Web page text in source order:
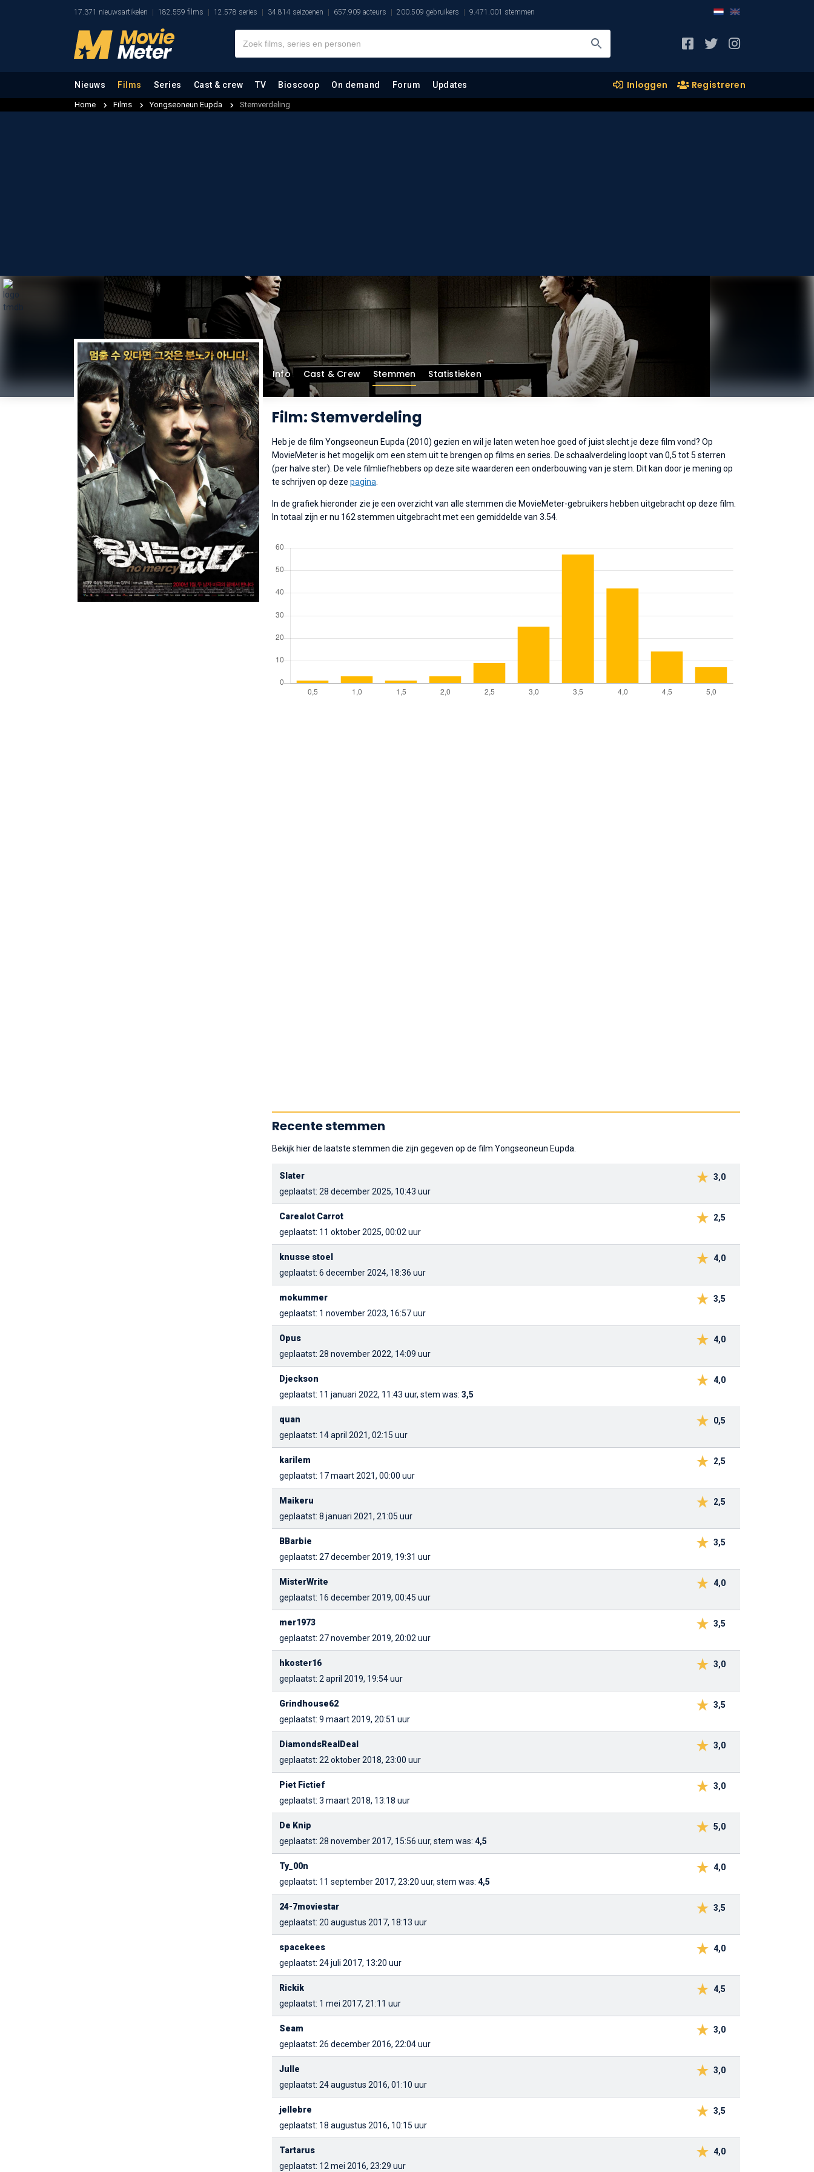
17.371 nieuwsartikelen 182.559 films 12.578 series 34.814 seizoenen 657.909 acteurs 200.509 gebruikers 9.471.001 stemmen
Nieuws Films Series Cast & crew TV Bioscoop On demand Forum Updates Inloggen Registreren
Home Films Yongseoneun Eupda Stemverdeling
Info Cast & Crew Stemmen Statistieken
Film: Stemverdeling
Heb je de film Yongseoneun Eupda (2010) gezien en wil je laten weten hoe goed of juist slecht je deze film vond? Op
MovieMeter is het mogelijk om een stem uit te brengen op films en series. De schaalverdeling loopt van 0,5 tot 5 sterren
(per halve ster). De vele filmliefhebbers op deze site waarderen een onderbouwing van je stem. Dit kan door je mening op
te schrijven op deze pagina
In de grafiek hieronder zie je een overzicht van alle stemmen die MovieMeter-gebruikers hebben uitgebracht op deze film.
In totaal zijn er nu 162 stemmen uitgebracht met een gemiddelde van 3.54.
Recente stemmen
Bekijk hier de laatste stemmen die zijn gegeven op de film Yongseoneun Eupda.
3,0
Slater
geplaatst: 28 december 2025, 10:43 uur
2,5
Carealot Carrot
geplaatst: 11 oktober 2025, 00:02 uur
4,0
knusse stoel
geplaatst: 6 december 2024, 18:36 uur
3,5
mokummer
geplaatst: 1 november 2023, 16:57 uur
4,0
Opus
geplaatst: 28 november 2022, 14:09 uur
4,0
Djeckson
geplaatst: 11 januari 2022, 11:43 uur, stem was: 3,5
0,5
quan
geplaatst: 14 april 2021, 02:15 uur
2,5
karilem
geplaatst: 17 maart 2021, 00:00 uur
2,5
Maikeru
geplaatst: 8 januari 2021, 21:05 uur
3,5
BBarbie
geplaatst: 27 december 2019, 19:31 uur
4,0
MisterWrite
geplaatst: 16 december 2019, 00:45 uur
3,5
mer1973
geplaatst: 27 november 2019, 20:02 uur
3,0
hkoster16
geplaatst: 2 april 2019, 19:54 uur
3,5
Grindhouse62
geplaatst: 9 maart 2019, 20:51 uur
3,0
DiamondsRealDeal
geplaatst: 22 oktober 2018, 23:00 uur
3,0
Piet Fictief
geplaatst: 3 maart 2018, 13:18 uur
5,0
De Knip
geplaatst: 28 november 2017, 15:56 uur, stem was: 4,5
4,0
Ty_00n
geplaatst: 11 september 2017, 23:20 uur, stem was: 4,5
3,5
24-7moviestar
geplaatst: 20 augustus 2017, 18:13 uur
4,0
spacekees
geplaatst: 24 juli 2017, 13:20 uur
4,5
Rickik
geplaatst: 1 mei 2017, 21:11 uur
3,0
Seam
geplaatst: 26 december 2016, 22:04 uur
3,0
Julle
geplaatst: 24 augustus 2016, 01:10 uur
3,5
jellebre
geplaatst: 18 augustus 2016, 10:15 uur
4,0
Tartarus
geplaatst: 12 mei 2016, 23:29 uur